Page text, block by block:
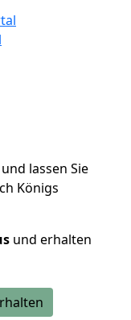
lassen Sie
Königs
und erhalten